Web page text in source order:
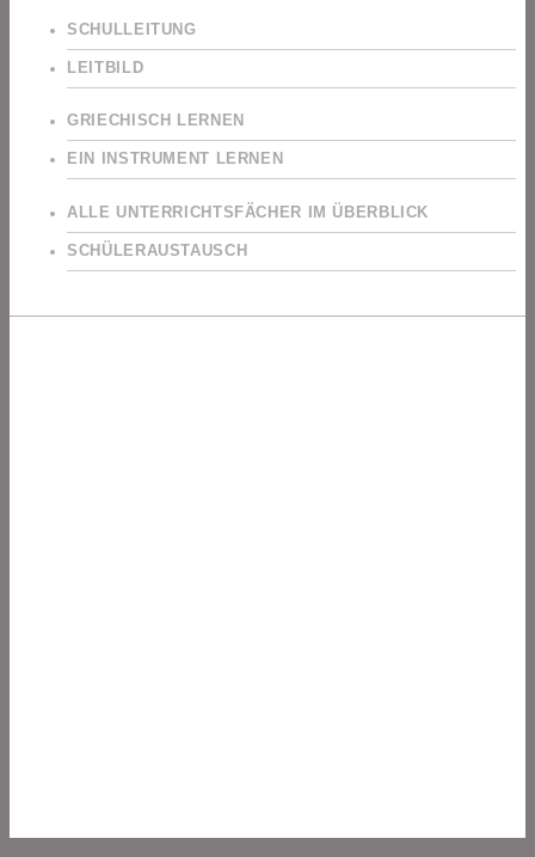
SCHULLEITUNG
LEITBILD
GRIECHISCH LERNEN
EIN INSTRUMENT LERNEN
ALLE UNTERRICHTSFÄCHER IM ÜBERBLICK
SCHÜLERAUSTAUSCH